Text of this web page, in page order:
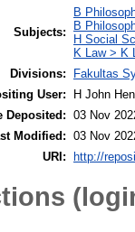
Subjects:
B
B
H Social
K Law > K
Divisions:
Fakultas
User:
H John
Deposited: 03 Nov
Modified: 03 Nov
URI:
http://